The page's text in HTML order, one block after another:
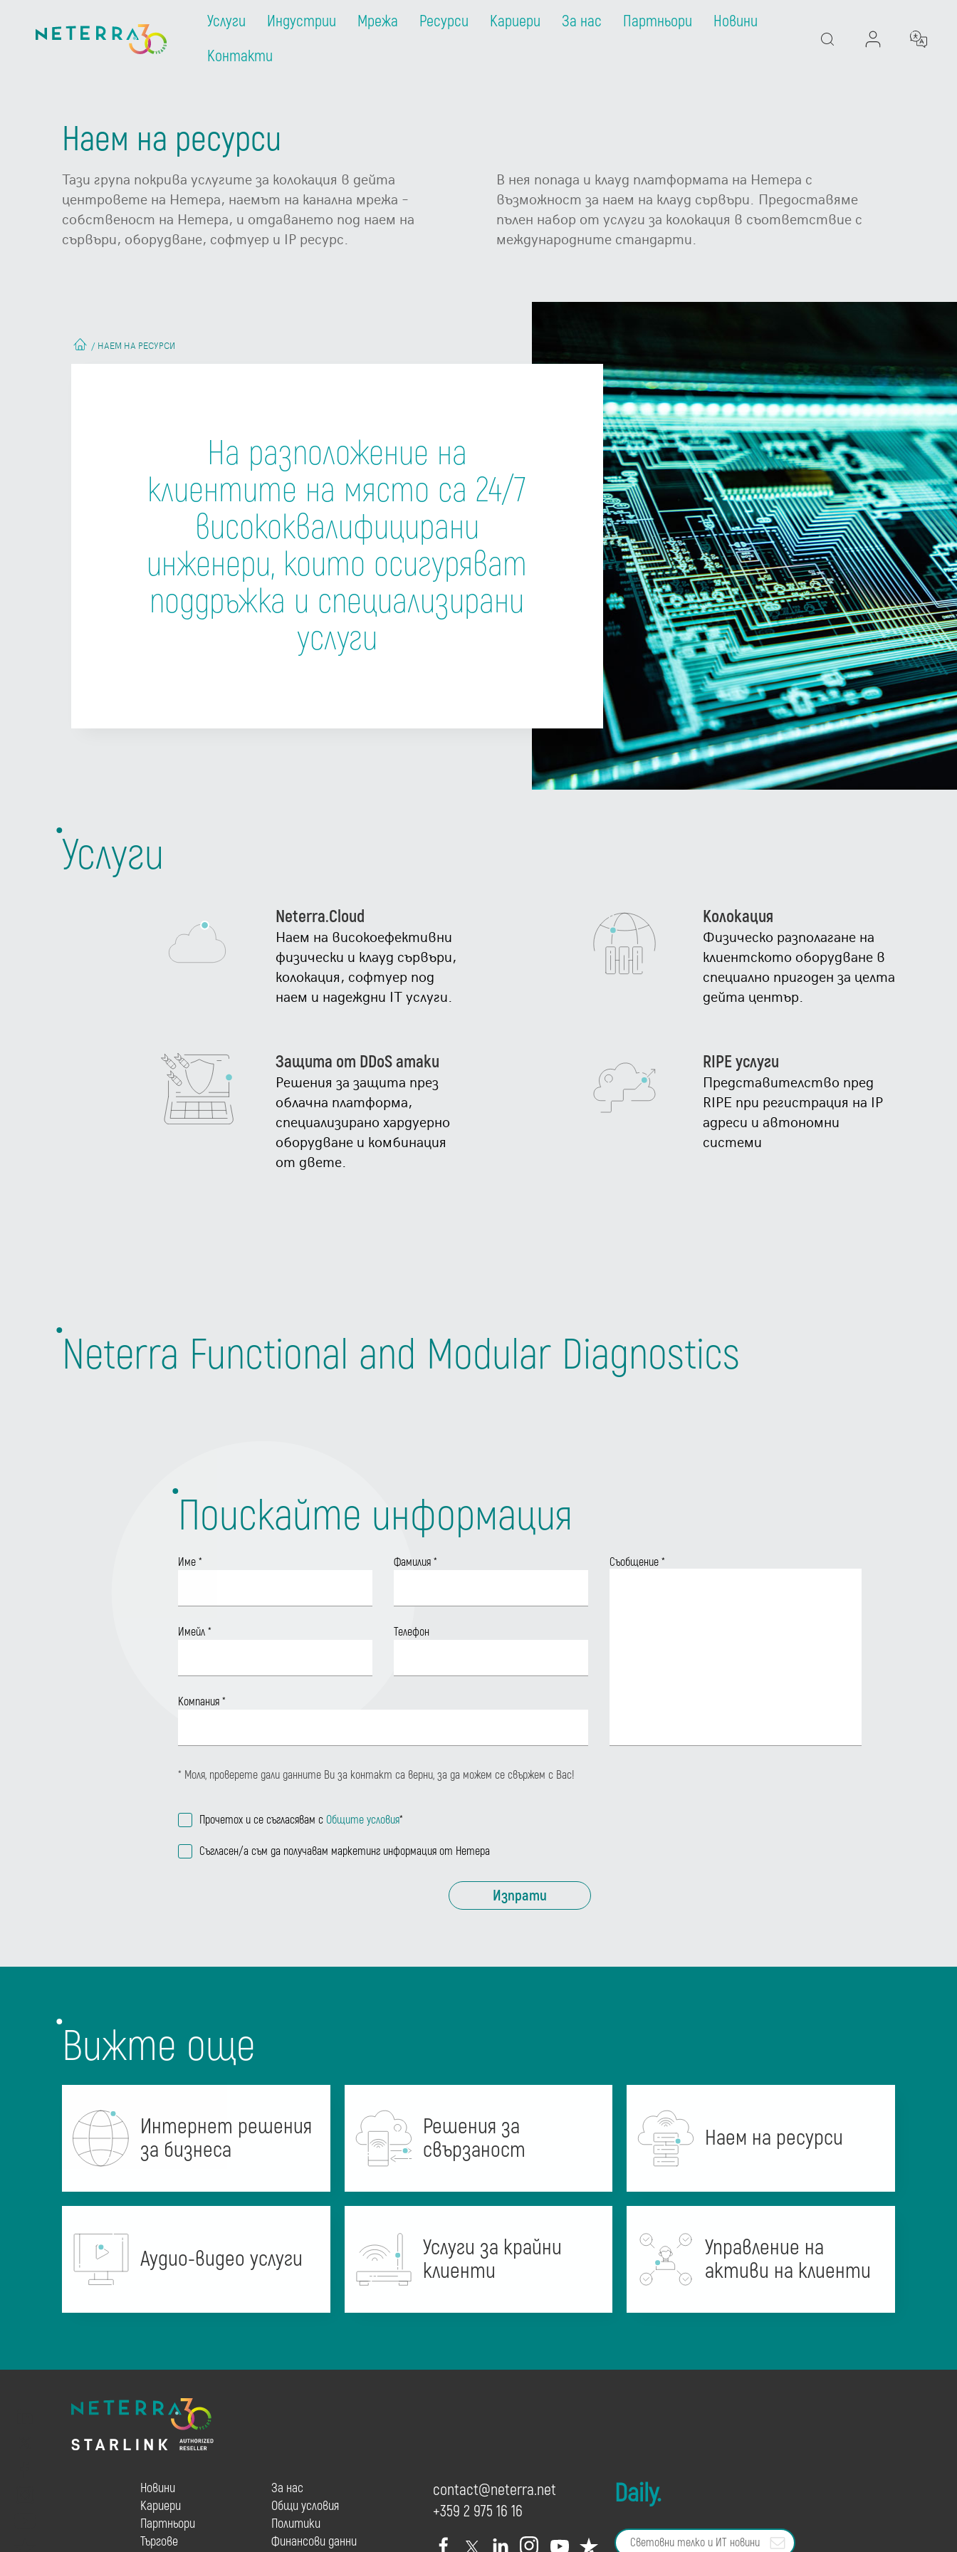
Услуги Индустрии Мрежа Ресурси Кариери За нас Партньори
Новини
Контакти
Наем на ресурси
Тази група покрива услугите за колокация в дейта
центровете на Нетера, наемът на канална мрежа –
собственост на Нетера, и отдаването под наем на
сървъри, оборудване, софтуер и IP ресурс.
В нея попада и клауд платформата на Нетера с
възможност за наем на клауд сървъри. Предоставяме
пълен набор от услуги за колокация в съответствие с
международните стандарти.
/ НАЕМ НА РЕСУРСИ
На разположение на
клиентите на място са 24/7
висококвалифицирани
инженери, които осигуряват
поддръжка и специализирани
услуги
Услуги
Neterra.Cloud
Наем на високоефективни
физически и клауд сървъри,
колокация, софтуер под
наем и надеждни IT услуги.
Колокация
Физическо разполагане на
клиентското оборудване в
специално пригоден за целта
дейта център.
Защита от DDoS атаки
Решения за защита през
облачна платформа,
специализирано хардуерно
оборудване и комбинация
от двете.
RIPE услуги
Представителство пред
RIPE при регистрация на IP
адреси и автономни
системи
Neterra Functional and Modular Diagnostics
Поискайте информация
Име * Фамилия *
Имейл * Телефон
Компания *
Съобщение *
* Моля, проверете дали данните Ви за контакт са верни, за да можем се свържем с Вас!
Прочетох и се съгласявам с Общите условия*
Съгласен/а съм да получавам маркетинг информация от Нетера
Изпрати
Вижте още
Интернет решения
за бизнеса
Решения за
свързаност
Наем на ресурси
Аудио-видео услуги
Услуги за крайни
клиенти
Управление на
активи на клиенти
Новини
Кариери
Партньори
Търгове
За нас
Общи условия
Политики
Финансови данни
contact@neterra.net
+359 2 975 16 16
Daily.